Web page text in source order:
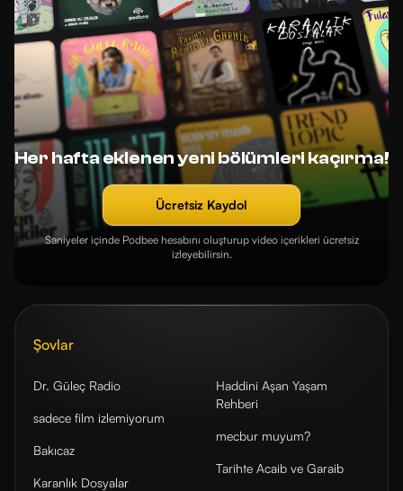
Her hafta eklenen yeni bölümleri kaçırma!
Ücretsiz Kaydol
Saniyeler içinde Podbee hesabını oluşturup video içerikleri ücretsiz
izleyebilirsin.
Şovlar
Dr. Güleç Radio
sadece film izlemiyorum
Bakıcaz
Karanlık Dosyalar
Haddini Aşan Yaşam
Rehberi
mecbur muyum?
Tarihte Acaib ve Garaib